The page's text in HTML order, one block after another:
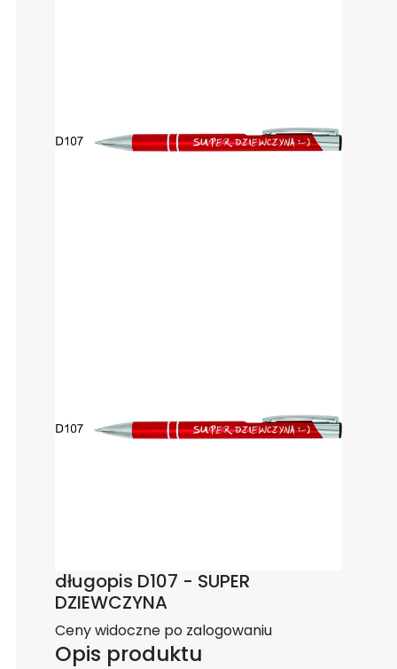
długopis D107 - SUPER
DZIEWCZYNA
Ceny widoczne po zalogowaniu
Opis produktu